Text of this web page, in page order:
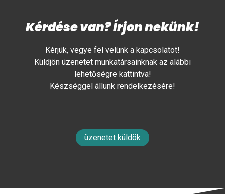
Kérdése van? Írjon nekünk!
Kérjük, vegye fel velünk a kapcsolatot!
Küldjön üzenetet munkatársainknak az alábbi
lehetőségre kattintva!
Készséggel állunk rendelkezésére!
üzenetet küldök